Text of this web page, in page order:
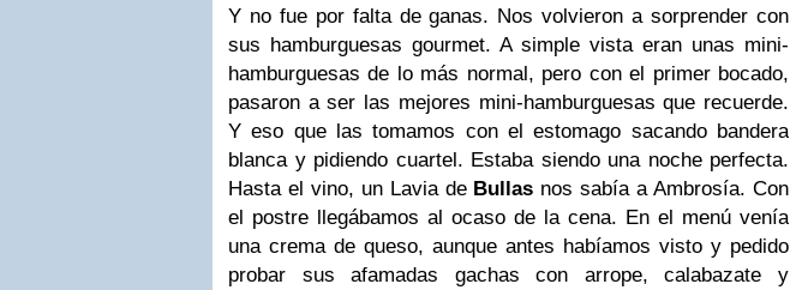
Y no fue por falta de ganas. Nos volvieron a sorprender con
sus hamburguesas gourmet. A simple vista eran unas mini-
hamburguesas de lo más normal, pero con el primer bocado,
pasaron a ser las mejores mini-hamburguesas que recuerde.
Y eso que las tomamos con el estomago sacando bandera
blanca y pidiendo cuartel. Estaba siendo una noche perfecta.
Hasta el vino, un Lavia de Bullas nos sabía a Ambrosía. Con
el postre llegábamos al ocaso de la cena. En el menú venía
una crema de queso, aunque antes habíamos visto y pedido
probar sus afamadas gachas con arrope, calabazate y